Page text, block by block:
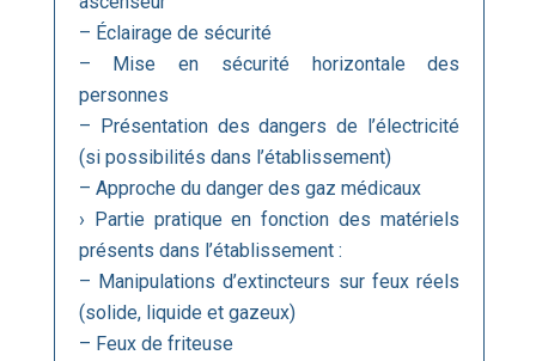
– Éclairage de sécurité
– Mise en sécurité horizontale des
personnes
– Présentation des dangers de l’électricité
(si possibilités dans l’établissement)
– Approche du danger des gaz médicaux
› Partie pratique en fonction des matériels
présents dans l’établissement :
– Manipulations d’extincteurs sur feux réels
(solide, liquide et gazeux)
– Feux de friteuse